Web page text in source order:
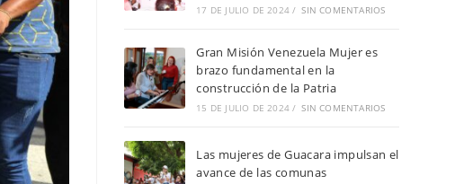
17 DE JULIO DE 2024 / SIN COMENTARIOS
Gran Misión Venezuela Mujer es
brazo fundamental en la
construcción de la Patria
15 DE JULIO DE 2024 / SIN COMENTARIOS
Las mujeres de Guacara impulsan el
avance de las comunas